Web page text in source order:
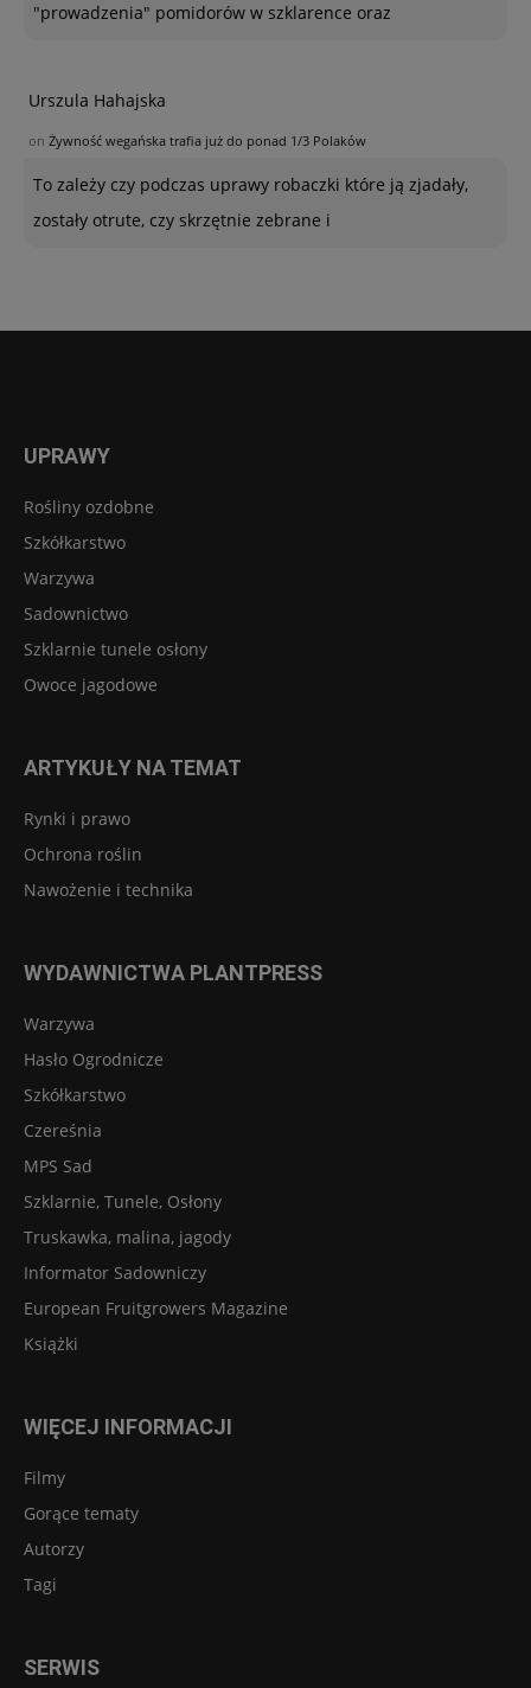
"prowadzenia" pomidorów w szklarence oraz
Urszula Hahajska
on Żywność wegańska trafia już do ponad 1/3 Polaków
To zależy czy podczas uprawy robaczki które ją zjadały,
zostały otrute, czy skrzętnie zebrane i
UPRAWY
Rośliny ozdobne
Szkółkarstwo
Warzywa
Sadownictwo
Szklarnie tunele osłony
Owoce jagodowe
ARTYKUŁY NA TEMAT
Rynki i prawo
Ochrona roślin
Nawożenie i technika
WYDAWNICTWA PLANTPRESS
Warzywa
Hasło Ogrodnicze
Szkółkarstwo
Czereśnia
MPS Sad
Szklarnie, Tunele, Osłony
Truskawka, malina, jagody
Informator Sadowniczy
European Fruitgrowers Magazine
Książki
WIĘCEJ INFORMACJI
Filmy
Gorące tematy
Autorzy
Tagi
SERWIS